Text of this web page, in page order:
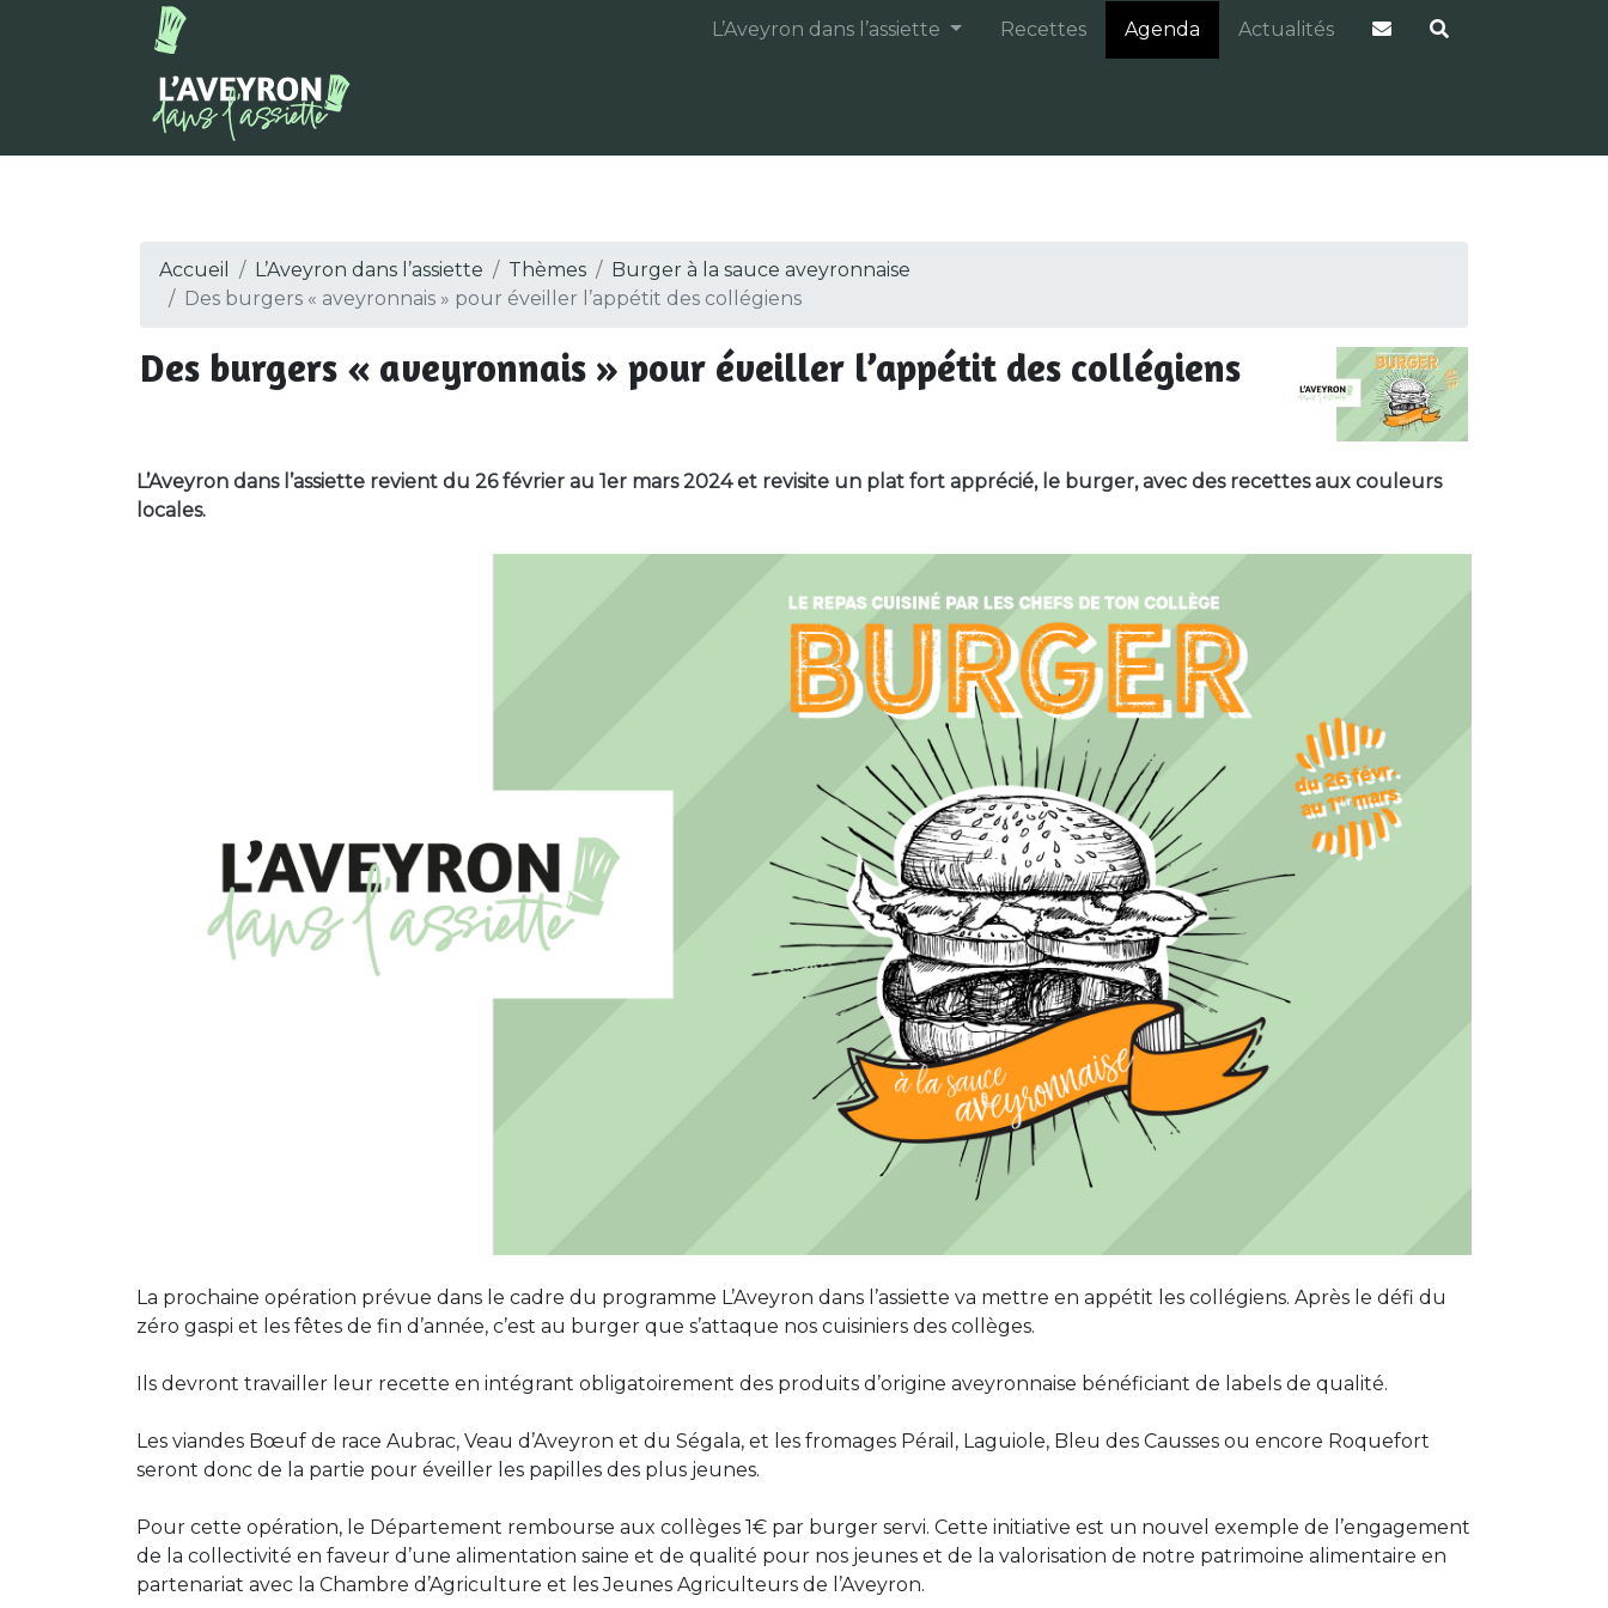
L’Aveyron dans l’assiette Recettes Agenda Actualités
Accueil L’Aveyron dans l’assiette Thèmes
Burger à la sauce aveyronnaise
Des burgers « aveyronnais » pour éveiller l’appétit des collégiens
Des burgers « aveyronnais » pour éveiller l’appétit des collégiens
L’Aveyron dans l’assiette revient du 26 février au 1er mars 2024 et revisite un plat fort apprécié, le burger, avec des recettes aux couleurs
locales.
La prochaine opération prévue dans le cadre du programme L’Aveyron dans l’assiette va mettre en appétit les collégiens. Après le défi du
zéro gaspi et les fêtes de fin d’année, c’est au burger que s’attaque nos cuisiniers des collèges.
Ils devront travailler leur recette en intégrant obligatoirement des produits d’origine aveyronnaise bénéficiant de labels de qualité.
Les viandes Bœuf de race Aubrac, Veau d’Aveyron et du Ségala, et les fromages Pérail, Laguiole, Bleu des Causses ou encore Roquefort
seront donc de la partie pour éveiller les papilles des plus jeunes.
Pour cette opération, le Département rembourse aux collèges 1€ par burger servi. Cette initiative est un nouvel exemple de l’engagement
de la collectivité en faveur d’une alimentation saine et de qualité pour nos jeunes et de la valorisation de notre patrimoine alimentaire en
partenariat avec la Chambre d’Agriculture et les Jeunes Agriculteurs de l’Aveyron.